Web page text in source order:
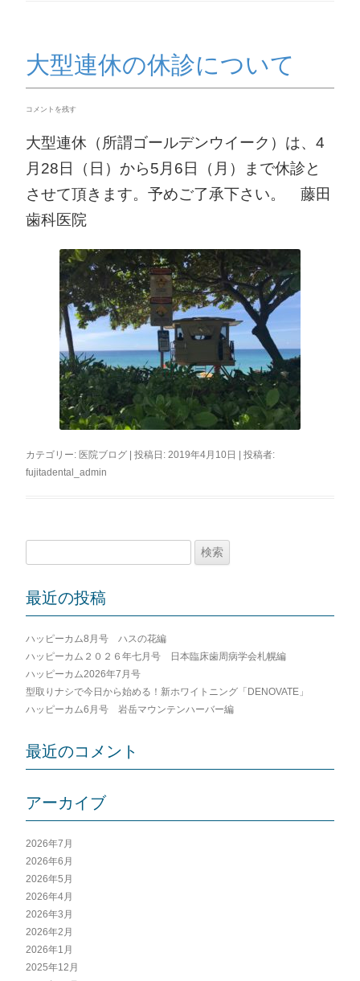
大型連休の休診について
コメントを残す
大型連休（所謂ゴールデンウイーク）は、4
月28日（日）から5月6日（月）まで休診と
させて頂きます。予めご了承下さい。藤田
歯科医院
カテゴリー: 医院ブログ | 投稿日:2019年4月10日 |投稿者:
fujitadental_admin
最近の投稿
ハッピーカム8月号 ハスの花編
ハッピーカム２０２６年七月号 日本臨床歯周病学会札幌編
ハッピーカム2026年7月号
型取りナシで今日から始める！新ホワイトニング「DENOVATE」
ハッピーカム6月号 岩岳マウンテンハーバー編
最近のコメント
アーカイブ
2026年7月
2026年6月
2026年5月
2026年4月
2026年3月
2026年2月
2026年1月
2025年12月